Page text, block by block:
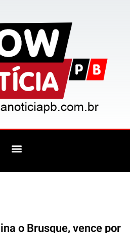
o Brusque, vence por